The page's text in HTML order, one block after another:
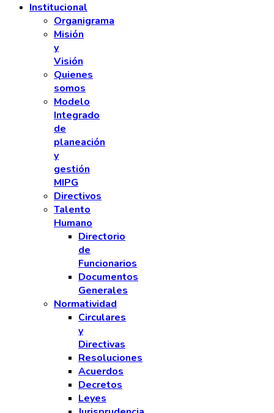
Institucional
Organigrama
Misión
y
Visión
Quienes
somos
Modelo
Integrado
de
planeación
y
gestión
MIPG
Directivos
Talento
Humano
Directorio
de
Funcionarios
Documentos
Generales
Normatividad
Circulares
y
Directivas
Resoluciones
Acuerdos
Decretos
Leyes